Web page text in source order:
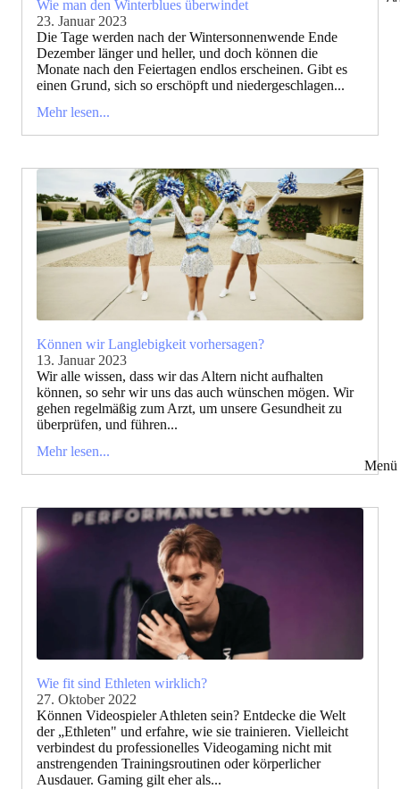
Menü
Wie man den Winterblues überwindet
23. Januar 2023
Die Tage werden nach der Wintersonnenwende Ende
Dezember länger und heller, und doch können die
Monate nach den Feiertagen endlos erscheinen. Gibt es
einen Grund, sich so erschöpft und niedergeschlagen...
Mehr lesen...
Können wir Langlebigkeit vorhersagen?
13. Januar 2023
Wir alle wissen, dass wir das Altern nicht aufhalten
können, so sehr wir uns das auch wünschen mögen. Wir
gehen regelmäßig zum Arzt, um unsere Gesundheit zu
überprüfen, und führen...
Mehr lesen...
Wie fit sind Ethleten wirklich?
27. Oktober 2022
Können Videospieler Athleten sein? Entdecke die Welt
der „Ethleten" und erfahre, wie sie trainieren. Vielleicht
verbindest du professionelles Videogaming nicht mit
anstrengenden Trainingsroutinen oder körperlicher
Ausdauer. Gaming gilt eher als...